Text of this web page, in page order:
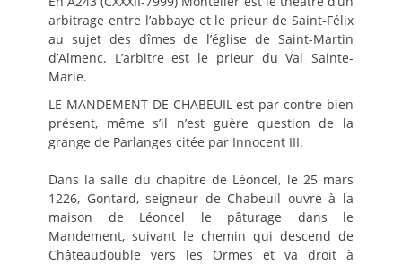
arbitrage entre l’abbaye et le prieur de Saint-Félix
au sujet des dîmes de l’église de Saint-Martin
d’Almenc. L’arbitre est le prieur du Val Sainte-
Marie.
LE MANDEMENT DE CHABEUIL est par contre bien
présent, même s’il n’est guère question de la
grange de Parlanges citée par Innocent III.
Dans la salle du chapitre de Léoncel, le 25 mars
1226, Gontard, seigneur de Chabeuil ouvre à la
maison de Léoncel le pâturage dans le
Mandement, suivant le chemin qui descend de
Châteaudouble vers les Ormes et va droit à